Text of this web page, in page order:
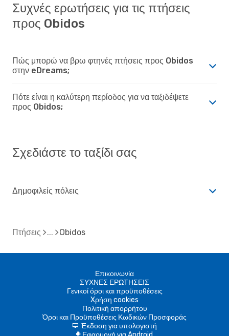
Συχνές ερωτήσεις για τις πτήσεις
προς Obidos
Πώς μπορώ να βρω φτηνές πτήσεις προς Obidos
στην eDreams;
Πότε είναι η καλύτερη περίοδος για να ταξιδέψετε
προς Obidos;
Σχεδιάστε το ταξίδι σας
Δημοφιλείς πόλεις
Πτήσεις Obidos
Επικοινωνία
ΣΥΧΝΕΣ ΕΡΩΤΗΣΕΙΣ
Γενικοί όροι και προϋποθέσεις
Xρήση cookies
Πολιτική απορρήτου
Όροι και Προϋποθέσεις Κωδικών Προσφοράς
d Έκδοση για υπολογιστή